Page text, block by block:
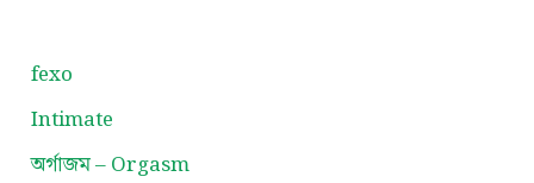
fexo
Intimate
অর্গাজম – Orgasm